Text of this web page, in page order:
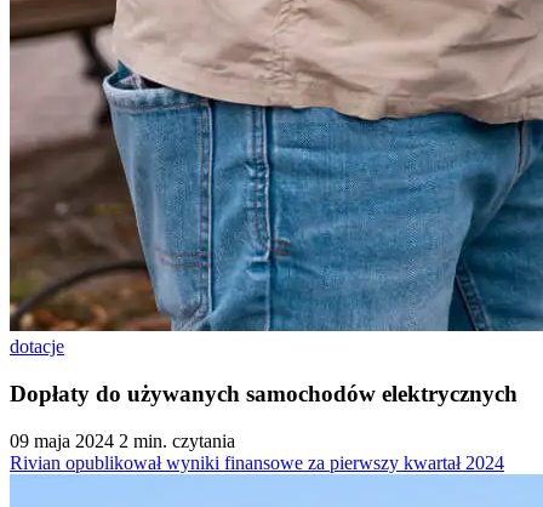
dotacje
Dopłaty do używanych samochodów elektrycznych
09 maja 2024 2 min. czytania
Rivian opublikował wyniki finansowe za pierwszy kwartał 2024